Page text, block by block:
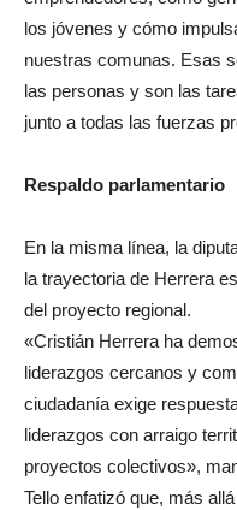
los jóvenes y cómo
nuestras comunas. Esas
las personas y son las
junto a todas las fuerzas
Respaldo parlamentario
En la misma línea, la
la trayectoria de Herrera
del proyecto regional.
«Cristián Herrera ha
liderazgos cercanos y
ciudadanía exige
liderazgos con arraigo
proyectos colectivos»,
Tello enfatizó que, más